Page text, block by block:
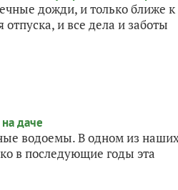
дожди, и только ближе к
и все дела и заботы
водоемы. В одном из
в последующие годы эта